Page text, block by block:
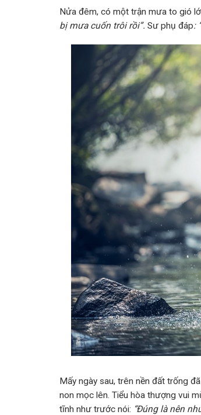
Nửa đêm, có một trận mưa to gió
bị mưa cuốn trôi rồi”. Sư phụ đáp:
Mấy ngày sau, trên nền đất trống
non mọc lên. Tiểu hòa thượng vui
tĩnh như trước nói: “Đúng là nên